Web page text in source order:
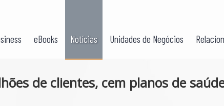
eBooks Notícias Unidades de Negócios
de clientes, cem planos de